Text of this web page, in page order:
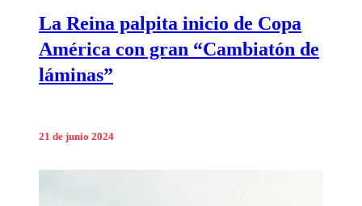
La Reina palpita inicio de Copa
América con gran “Cambiatón de
láminas”
21 de junio 2024